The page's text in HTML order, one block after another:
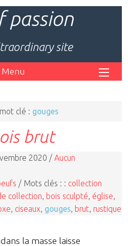
passion
site
Menu
clé : gouges
brut
2020 / Aucun
/ Mots clés : : collection
collection bois sculpté église
ciseaux gouges brut rustique
la masse laisse